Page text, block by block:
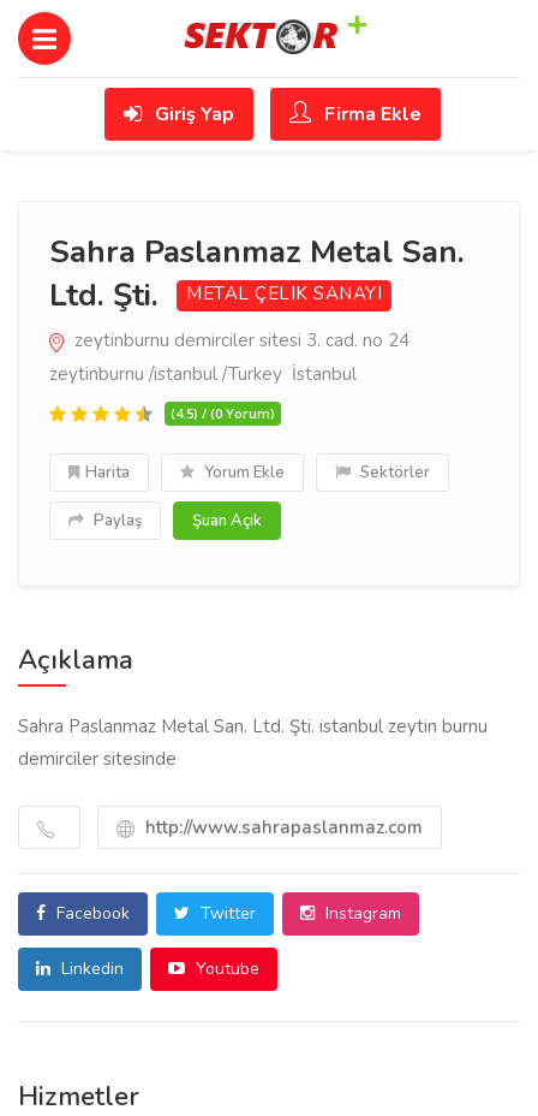
Giriş Yap Firma Ekle
Sahra Paslanmaz Metal San.
Ltd. Şti.
METAL ÇELIK SANAYI
zeytinburnu demirciler sitesi 3. cad. no 24
zeytinburnu /istanbul /Turkey İstanbul
(4.5) / (0 Yorum)
Harita Yorum Ekle Sektörler
Paylaş Şuan Açık
Açıklama
Sahra Paslanmaz Metal San. Ltd. Şti. istanbul zeytin burnu
demirciler sitesinde
http://www.sahrapaslanmaz.com
Facebook Twitter Instagram
Linkedin Youtube
Hizmetler